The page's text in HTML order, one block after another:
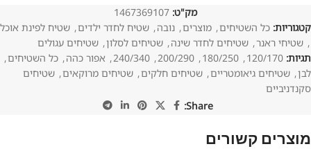
מק"ט: 1467369107
קטגוריות: כל השטיחים, מוצרים, נובה, שטיח לחדר ילדים, שטיח לפינת אוכל
, שטיחי ראנר, שטיחים לחדר שינה, שטיחים לסלון, שטיחים עגולים
תגיות: 120/170
,
180/250
,
200/290
,
240/340
, אפור כהה, כל השטיחים,
לבן, שטיחים גיאומטריים, שטיחים חלקים, שטיחים מרוקאים, שטיחים
סקנדניביים
Share:
מוצרים קשורים